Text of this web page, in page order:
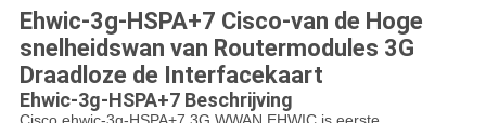
Ehwic-3g-HSPA+7 Cisco-van de Hoge
snelheidswan van Routermodules 3G
Draadloze de Interfacekaart
Ehwic-3g-HSPA+7 Beschrijving